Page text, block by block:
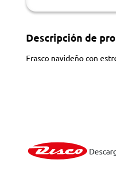
Descripción de
Frasco navideño con